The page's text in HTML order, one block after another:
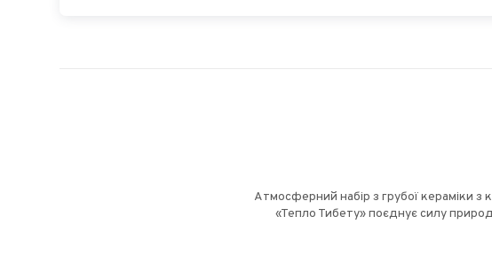
Атмосферний набір з грубої кераміки з
«Тепло Тибету» поєднує силу